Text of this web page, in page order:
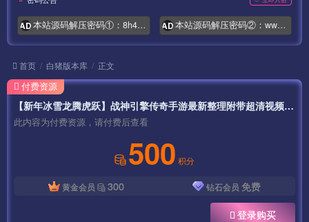
AD 本站源码解压密码①：8h4.com AD 本站源码解压密码②：www.syymw.com
首页 白猪版本库 正文
【新年冰雪龙腾虎跃】战神引擎传奇手游最新整理附带超清视频架设教程win半手工服务端+完善GM后台工具！+苹果安卓双端！
此内容为付费资源，请付费后查看
500 积分
黄金会员 300 钻石会员 免费
登录购买
付费资源